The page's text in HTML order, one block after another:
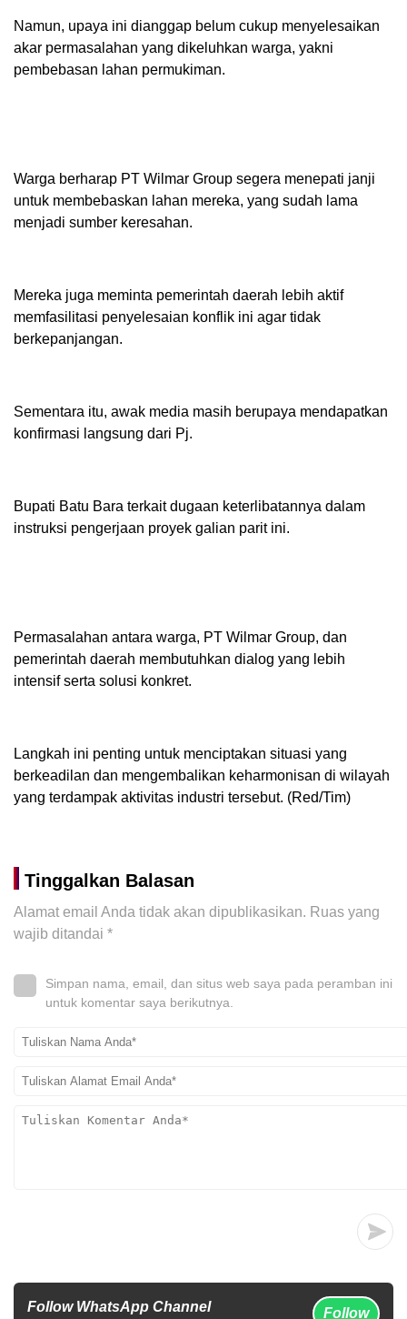
Namun, upaya ini dianggap belum cukup menyelesaikan
akar permasalahan yang dikeluhkan warga, yakni
pembebasan lahan permukiman.
Warga berharap PT Wilmar Group segera menepati janji
untuk membebaskan lahan mereka, yang sudah lama
menjadi sumber keresahan.
Mereka juga meminta pemerintah daerah lebih aktif
memfasilitasi penyelesaian konflik ini agar tidak
berkepanjangan.
Sementara itu, awak media masih berupaya mendapatkan
konfirmasi langsung dari Pj.
Bupati Batu Bara terkait dugaan keterlibatannya dalam
instruksi pengerjaan proyek galian parit ini.
Permasalahan antara warga, PT Wilmar Group, dan
pemerintah daerah membutuhkan dialog yang lebih
intensif serta solusi konkret.
Langkah ini penting untuk menciptakan situasi yang
berkeadilan dan mengembalikan keharmonisan di wilayah
yang terdampak aktivitas industri tersebut. (Red/Tim)
Tinggalkan Balasan
Alamat email Anda tidak akan dipublikasikan. Ruas yang
wajib ditandai *
Simpan nama, email, dan situs web saya pada peramban ini
untuk komentar saya berikutnya.
Follow WhatsApp Channel Follow